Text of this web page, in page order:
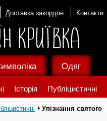
Доставка закордон Контакти
Історія Публіцистичні
Одяг
Упізнання святого